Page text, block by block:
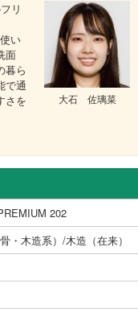
大石 佐璃菜
リ
い
面
暮ら
で通
さを
202
・木造系）/木造（在来）